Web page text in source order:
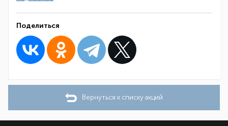
Поделиться
Вернуться к списку акций